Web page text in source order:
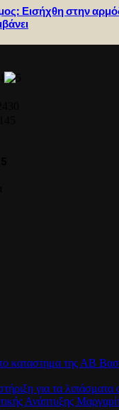
Εισήχθη στην
καταστημα της ΑΒ
για τα λιπάσματα
Ανάπτυξης